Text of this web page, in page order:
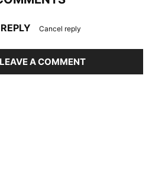
Cancel reply
A COMMENT